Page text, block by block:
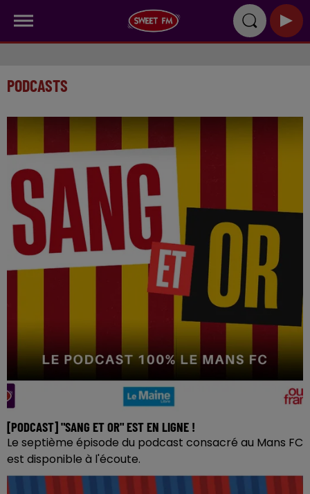
PODCASTS
[PODCAST] "SANG ET OR" EST EN LIGNE !
Le septième épisode du podcast consacré au Mans FC
est disponible à l'écoute.